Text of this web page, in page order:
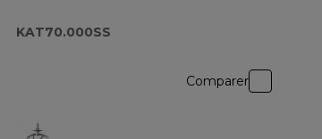
KAT70.000SS
KAT70.000SS
Comparer